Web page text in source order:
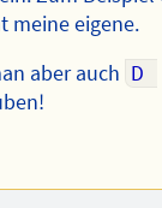
meine eigene.
aber auch D